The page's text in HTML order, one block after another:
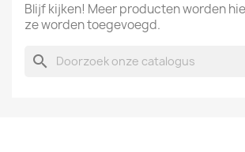
Blijf kijken! Meer producten worden
ze worden toegevoegd.
search